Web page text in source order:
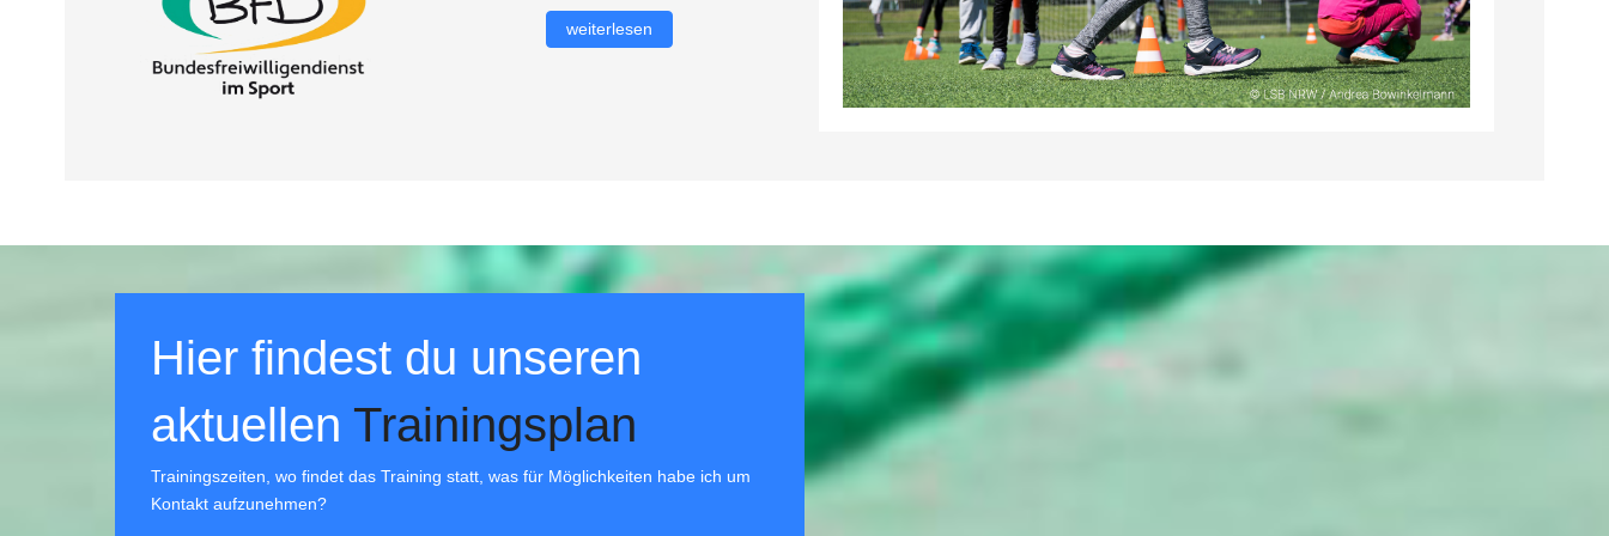
weiterlesen
Hier findest du unseren
aktuellen Trainingsplan
Trainingszeiten, wo findet das Training statt, was für Möglichkeiten habe ich um
Kontakt aufzunehmen?